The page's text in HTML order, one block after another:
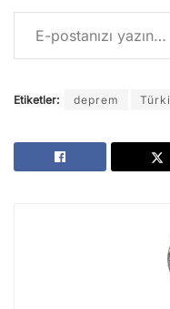
E-postanızı yazın…
Etiketler: deprem